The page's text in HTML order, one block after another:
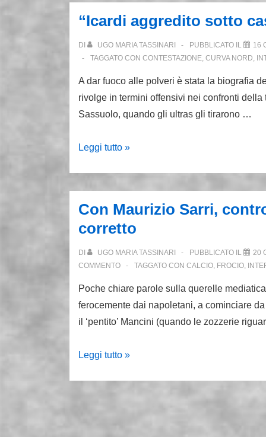
del
Napoli
all’attacco
“Icardi aggredito sotto
DI UGO MARIA TASSINARI PUBBLICATO IL 16
TAGGATO CON CONTESTAZIONE, CURVA NORD,
A dar fuoco alle polveri è stata la biografia
rivolge in termini offensivi nei confronti
Sassuolo, quando gli ultras gli tirarono …
“Icardi
dagli
ultras”.
Nara
smentisce
Leggi tutto »
Con Maurizio Sarri,
corretto
DI UGO MARIA TASSINARI PUBBLICATO IL 20
COMMENTO
TAGGATO CON CALCIO, FROCIO,
Poche chiare parole sulla querelle
ferocemente dai napoletani, a cominciare
il ‘pentito’ Mancini (quando le zozzerie
Con
Leggi tutto »